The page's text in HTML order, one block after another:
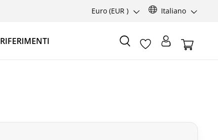
Euro (EUR ) Italiano
RIFERIMENTI